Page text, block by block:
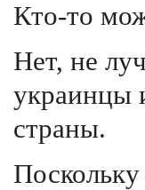
Кто-то
Нет, не
украинцы
страны.